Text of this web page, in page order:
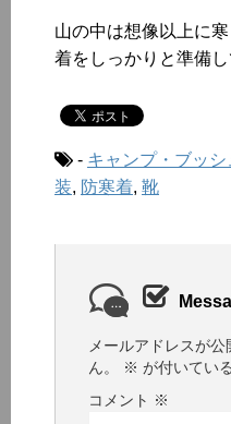
山の中は想像以上に
着をしっかりと準備し
- キャンプ・ブッシ
装, 防寒着, 靴
メールアドレスが
ん。
※ が付いてい
コメント ※